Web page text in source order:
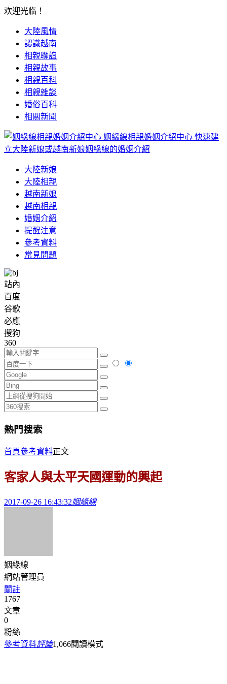
欢迎光临！
大陸風情
認識越南
相親聯誼
相親故事
相親百科
相親雜談
婚俗百科
相關新聞
姻緣線相親婚姻介紹中心 快速建
立大陸新娘或越南新娘姻緣線的婚姻介紹
大陸新娘
大陸相親
越南新娘
越南相親
婚姻介紹
提醒注意
參考資料
常見問題
站內
百度
谷歌
必應
搜狗
360
熱門搜索
首頁參考資料正文
客家人與太平天國運動的興起
2017-09-26 16:43:32姻緣線
姻緣線
網站管理員
關註
1767
文章
0
粉絲
參考資料評論1,066閱讀模式